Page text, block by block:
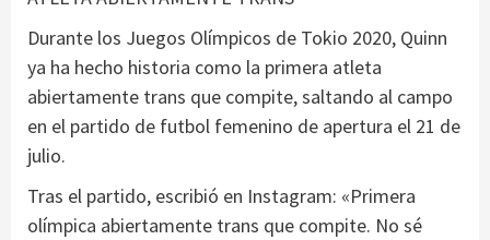
Durante los Juegos Olímpicos de Tokio 2020, Quinn
ya ha hecho historia como la primera atleta
abiertamente trans que compite, saltando al campo
en el partido de futbol femenino de apertura el 21 de
julio.
Tras el partido, escribió en Instagram: «Primera
olímpica abiertamente trans que compite. No sé